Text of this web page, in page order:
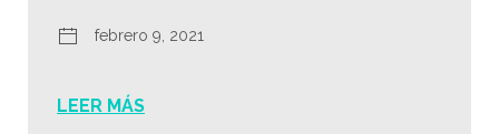
febrero 9, 2021
LEER MÁS